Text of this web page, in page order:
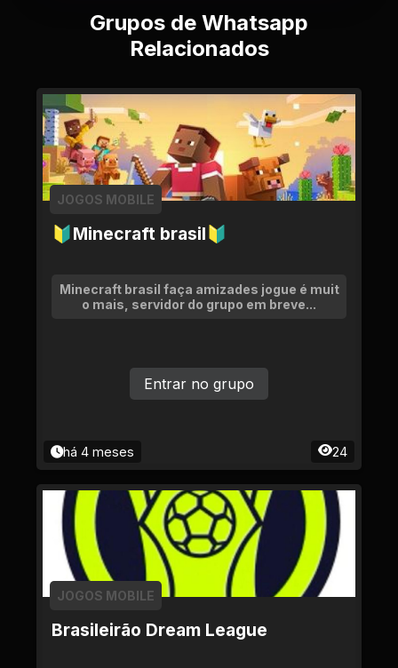
Grupos de Whatsapp
Relacionados
🔰Minecraft brasil🔰
JOGOS MOBILE
Minecraft brasil faça amizades jogue é muit
o mais, servidor do grupo em breve...
há 4 meses 24
Entrar no grupo
Brasileirão Dream League
JOGOS MOBILE